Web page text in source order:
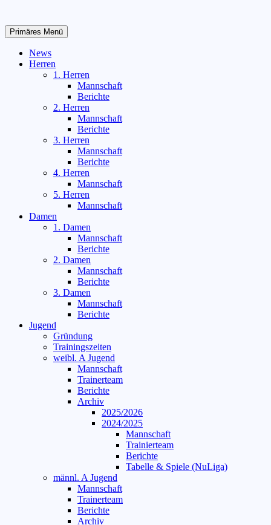
springen
Primäres Menü
News
Herren
1. Herren
Mannschaft
Berichte
2. Herren
Mannschaft
Berichte
3. Herren
Mannschaft
Berichte
4. Herren
Mannschaft
5. Herren
Mannschaft
Damen
1. Damen
Mannschaft
Berichte
2. Damen
Mannschaft
Berichte
3. Damen
Mannschaft
Berichte
Jugend
Gründung
Trainingszeiten
weibl. A Jugend
Mannschaft
Trainerteam
Berichte
Archiv
2025/2026
2024/2025
Mannschaft
Trainierteam
Berichte
Tabelle & Spiele (NuLiga)
männl. A Jugend
Mannschaft
Trainerteam
Berichte
Archiv